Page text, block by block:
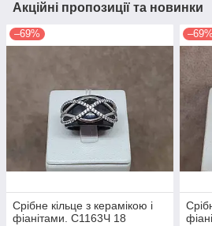
Акційні пропозиції та новинки
–69%
Срібне кільце з керамікою і
фіанітами. С1163Ч 18
–69%